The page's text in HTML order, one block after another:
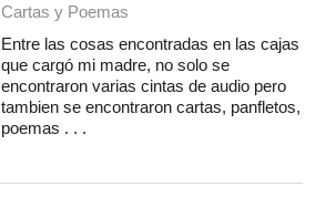
Cartas y Poemas
Entre las cosas encontradas en las cajas
que cargó mi madre, no solo se
encontraron varias cintas de audio pero
tambien se encontraron cartas, panfletos,
poemas . . .